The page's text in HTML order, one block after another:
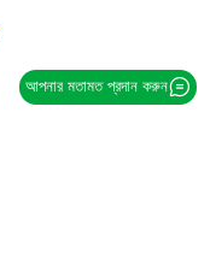
আপনার মতামত প্রদান করুন